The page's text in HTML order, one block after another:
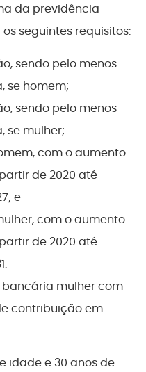
da previdência
seguintes requisitos:
sendo pelo menos
se homem;
sendo pelo menos
se mulher;
com o aumento
de 2020 até
e
com o aumento
de 2020 até
mulher com
contribuição em
idade e 30 anos de